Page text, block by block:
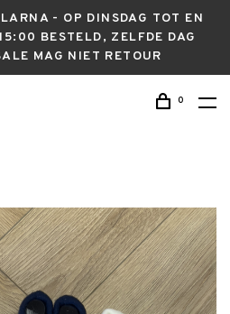
- OP DINSDAG TOT EN
BESTELD, ZELFDE DAG
MAG NIET RETOUR
0